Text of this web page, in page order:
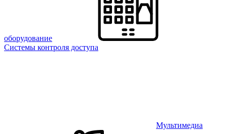
оборудование
Системы контроля доступа
Мультимедиа